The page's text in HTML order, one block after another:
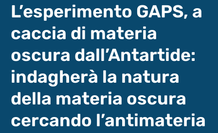
L’esperimento GAPS, a
caccia di materia
oscura dall’Antartide:
indagherà la natura
della materia oscura
cercando l’antimateria